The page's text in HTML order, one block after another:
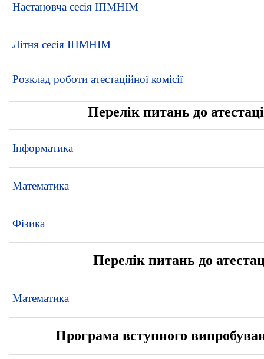
Настановча сесія ІПМНІМ
Літня сесія ІПМНІМ
Розклад роботи атестаційної комісії
Перелік питань до
Інформатика
Математика
Фізика
Перелік питань до
Математика
Програма вступного